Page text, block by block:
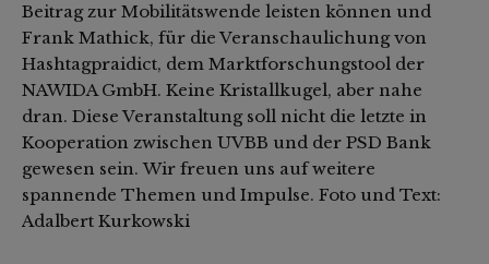
Beitrag zur Mobilitätswende leisten können und
Frank Mathick, für die Veranschaulichung von
Hashtagpraidict, dem Marktforschungstool der
NAWIDA GmbH. Keine Kristallkugel, aber nahe
dran. Diese Veranstaltung soll nicht die letzte in
Kooperation zwischen UVBB und der PSD Bank
gewesen sein. Wir freuen uns auf weitere
spannende Themen und Impulse. Foto und Text:
Adalbert Kurkowski